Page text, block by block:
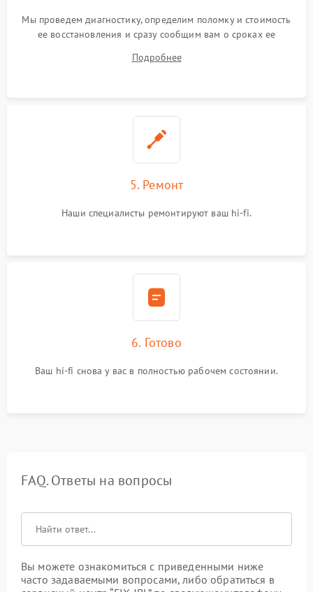
Мы проведем диагностику, определим поломку и стоимость
ее восстановления и сразу сообщим вам о сроках ее
Подробнее
5. Ремонт
Наши специалисты ремонтируют ваш hi-fi.
6. Готово
Ваш hi-fi снова у вас в полностью рабочем состоянии.
FAQ. Ответы на вопросы
Вы можете ознакомиться с приведенными ниже
часто задаваемыми вопросами, либо обратиться в